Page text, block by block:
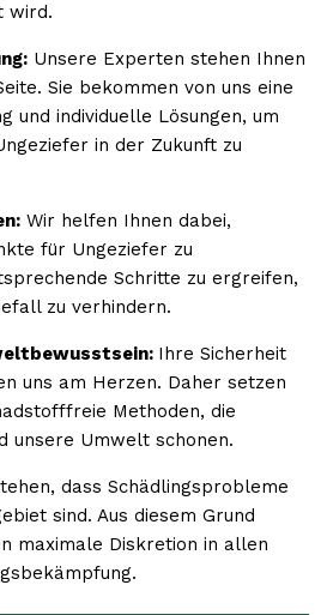
wird.
Unsere Experten stehen Ihnen
Sie bekommen von uns eine
und individuelle Lösungen, um
in der Zukunft zu
Wir helfen Ihnen dabei,
für Ungeziefer zu
Schritte zu ergreifen,
zu verhindern.
Ihre Sicherheit
uns am Herzen. Daher setzen
Methoden, die
unsere Umwelt schonen.
dass Schädlingsprobleme
sind. Aus diesem Grund
maximale Diskretion in allen